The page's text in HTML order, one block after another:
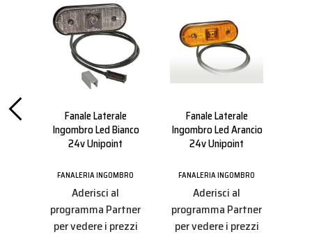
Fanale Laterale
Ingombro Led Bianco
24v Unipoint
FANALERIA INGOMBRO
Aderisci al
programma Partner
per vedere i prezzi
Fanale Laterale
Ingombro Led Arancio
24v Unipoint
FANALERIA INGOMBRO
Aderisci al
programma Partner
per vedere i prezzi